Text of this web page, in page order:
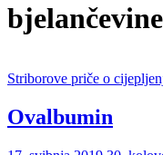
Striborove priče o
Ovalbumin